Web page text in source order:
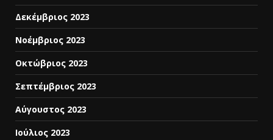
Δεκέμβριος 2023
Νοέμβριος 2023
Οκτώβριος 2023
Σεπτέμβριος 2023
Αύγουστος 2023
Ιούλιος 2023